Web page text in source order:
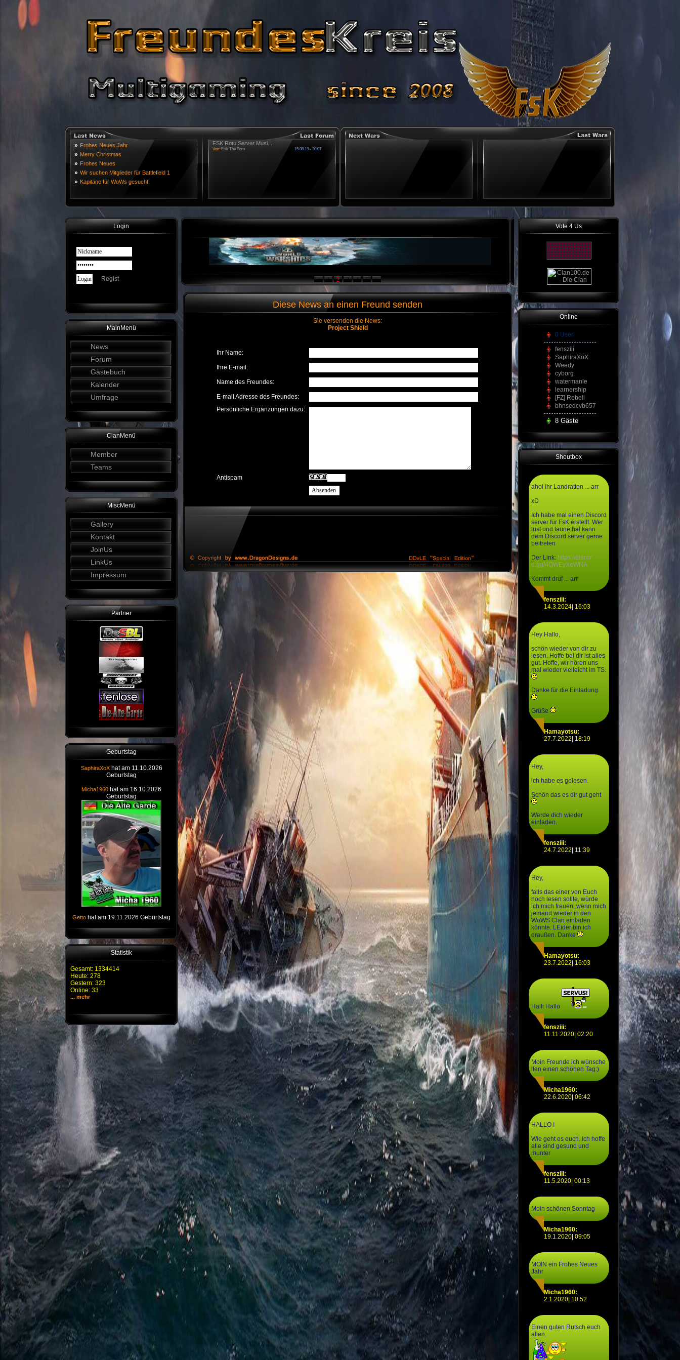
» Frohes Neues Jahr
» Merry Christmas
» Frohes Neues
» Wir suchen Mitglieder für Battlefield 1
» Kapitäne für WoWs gesucht
FSK Rotu Server Musi...
Von: Erik The Born 15.08.19 - 20:07
Login
Regist
MainMenü
News
Forum
Gästebuch
Kalender
Umfrage
ClanMenü
Member
Teams
MiscMenü
Gallery
Kontakt
JoinUs
LinkUs
Impressum
Partner
Geburtstag
SaphiraXoXhat am 11.10.2026
Geburtstag
Micha1960 hat am 16.10.2026
Geburtstag
Getto hat am 19.11.2026 Geburtstag
Statistik
Gesamt: 1334414
Heute: 278
Gestern: 323
Online: 33
... mehr
< 1 2 3 4 5 >
Diese News an einen Freund senden
Sie versenden die News:
Project Shield
Ihr Name:
Ihre E-mail:
Name des Freundes:
E-mail Adresse des Freundes:
Persönliche Ergänzungen dazu:
Antispam
Vote 4 Us
Online
0 User
fensziii
SaphiraXoX
Weedy
cyborg
watermanle
learnership
[FZ] Rebell
bhnsedcvb657
8 Gäste
Shoutbox
ahoi ihr Landratten ... arr
xD
Ich habe mal einen Discord
server für FsK erstellt. Wer
lust und laune hat kann
dem Discord server gerne
beitreten
Der Link: https://discor
d.gg/4QWEyXeWNA
Kommt druf ... arr
fensziii:
14.3.2024| 16:03
Hey Hallo,
schön wieder von dir zu
lesen. Hoffe bei dir ist alles
gut. Hoffe, wir hören uns
mal wieder vielleicht im TS.
Danke für die Einladung.
Grüße
Hamayotsu:
27.7.2022| 18:19
Hey,
ich habe es gelesen.
Schön das es dir gut geht
Werde dich wieder
einladen.
fensziii:
24.7.2022| 11:39
Hey,
falls das einer von Euch
noch lesen sollte, würde
ich mich freuen, wenn mich
jemand wieder in den
WoWS Clan einladen
könnte. LEider bin ich
draußen. Danke
Hamayotsu:
23.7.2022| 16:03
Halli Hallo
fensziii:
11.11.2020| 02:20
Moin Freunde ich wünsche
llen einen schönen Tag:)
Micha1960:
22.6.2020| 06:42
HALLO !
Wie geht es euch. Ich hoffe
alle sind gesund und
munter
fensziii:
11.5.2020| 00:13
Moin schönen Sonntag
Micha1960:
19.1.2020| 09:05
MOIN ein Frohes Neues
Jahr
Micha1960:
2.1.2020| 10:52
Einen guten Rutsch euch
allen.